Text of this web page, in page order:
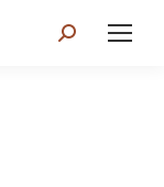
Search: